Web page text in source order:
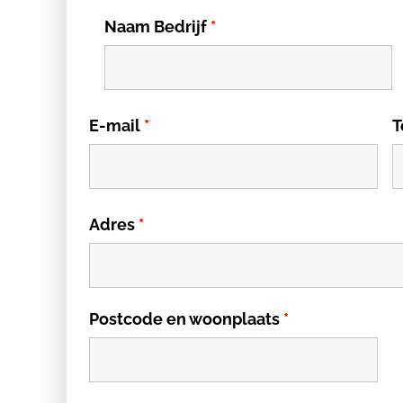
Naam Bedrijf *
E-mail *
Adres *
Postcode en woonplaats *